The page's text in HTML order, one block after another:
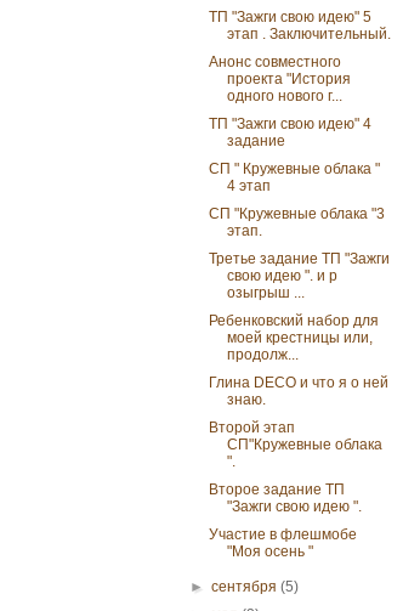
ТП "Зажги свою идею" 5
этап . Заключительный.
Анонс совместного
проекта "История
одного нового г...
ТП "Зажги свою идею" 4
задание
СП " Кружевные облака "
4 этап
СП "Кружевные облака "3
этап.
Третье задание ТП "Зажги
свою идею ". и р
озыгрыш ...
Ребенковский набор для
моей крестницы или,
продолж...
Глина DECO и что я о ней
знаю.
Второй этап
СП"Кружевные облака
".
Второе задание ТП
"Зажги свою идею ".
Участие в флешмобе
"Моя осень "
►сентября(5)